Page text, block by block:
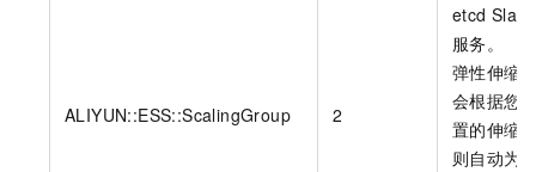
ALIYUN::ESS::ScalingGroup 2
etcd Slave
服务。
弹性伸缩
会根据您
置的伸缩
则自动为